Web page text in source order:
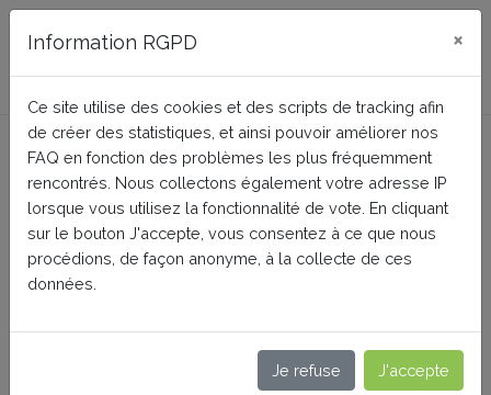
FAQ BusinessTech
Qu'est-ce que la
fonctionnalité
"Correspondance avancée"
("Advanced Matching") de
Facebook Dynamic Ads + Pixel PRO
Information RGPD ×
Ce site utilise des cookies et des scripts de tracking afin
de créer des statistiques, et ainsi pouvoir améliorer nos
FAQ en fonction des problèmes les plus fréquemment
rencontrés. Nous collectons également votre adresse IP
lorsque vous utilisez la fonctionnalité de vote. En cliquant
sur le bouton J'accepte, vous consentez à ce que nous
procédions, de façon anonyme, à la collecte de ces
données.
Je refuse J'accepte